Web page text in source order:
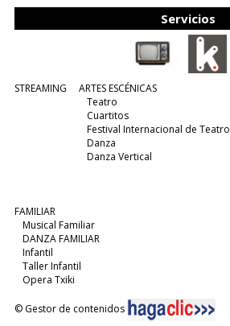
Servicios
STREAMING
ARTES ESCÉNICAS
Teatro
Cuartitos
Festival Internacional de Teatro
Danza
Danza Vertical
FAMILIAR
Musical Familiar
DANZA FAMILIAR
Infantil
Taller Infantil
Opera Txiki
© Gestor de contenidos